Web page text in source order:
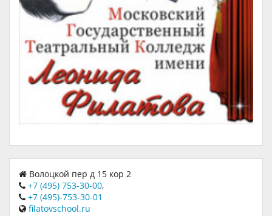
Волоцкой пер д 15 кор 2
+7 (495) 753-30-00,
+7 (495)-753-30-01
filatovschool.ru